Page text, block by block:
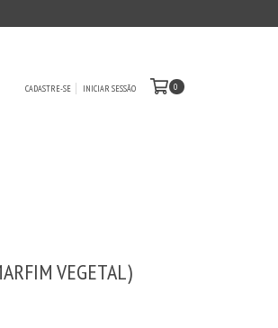
CADASTRE-SE INICIAR SESSÃO 0
VEGETAL)